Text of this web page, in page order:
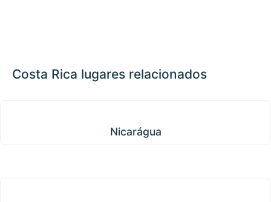
Costa Rica lugares relacionados
Nicarágua